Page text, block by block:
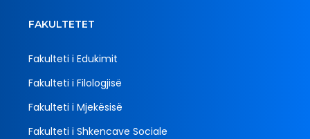
FAKULTETET
Fakulteti i Edukimit
Fakulteti i Filologjisë
Fakulteti i Mjekësisë
Fakulteti i Shkencave Sociale